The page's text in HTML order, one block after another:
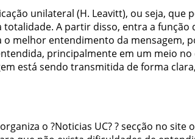
unilateral (H. Leavitt), ou seja, que
totalidade. A partir disso, entra a função
o melhor entendimento da mensagem,
, principalmente em um meio no
está sendo transmitida deforma clara,
organiza o ?Noticias UC??secção no site